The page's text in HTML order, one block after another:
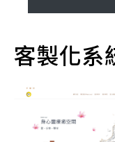
客製化系